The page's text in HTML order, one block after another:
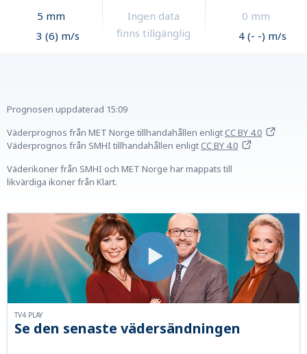
5 mm
3 (6) m/s
Ingen data
finns tillgänglig
0 mm
4 (- -) m/s
Prognosen uppdaterad 15:09
Väderprognos från MET Norge tillhandahållen enligtCC BY 4.0
Väderprognos från SMHI tillhandahållen enligtCC BY 4.0
Väderikoner från SMHI och MET Norge har mappats till
likvärdiga ikoner från Klart.
Se den senaste vädersändningen
TV4 PLAY